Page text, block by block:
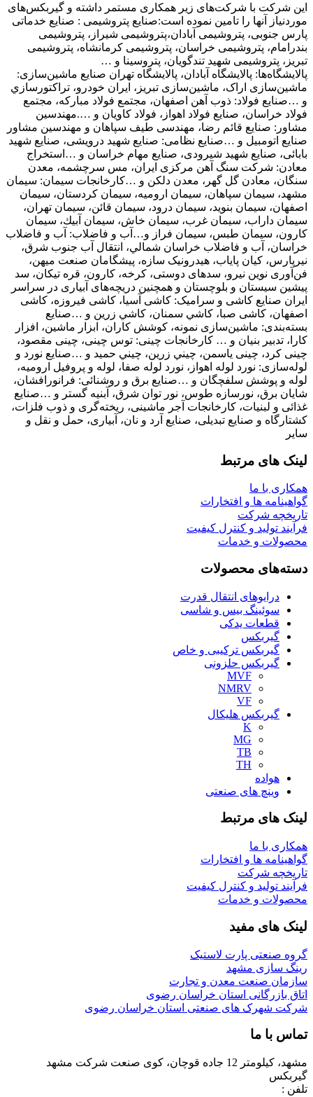
اين شرکت با شرکت‌های زير همکاری مستمر داشته و گيربکس‌های
موردنياز آنها را تامين نموده است:صنايع پتروشيمی : صنایع خدماتی
پارس جنوبی، پتروشيمی آبادان،پتروشيمی شيراز، پتروشيمی
بندرامام، پتروشيمی خراسان، پتروشیمی کرمانشاه، پتروشیمی
تبریز، پتروشیمی شهید تندگویان، پتروسينا و …
پالایشگاه‌ها: پالایشگاه آبادان، پالایشگاه تهران صنايع ماشين‌سازی:
ماشين‌سازی اراک، ماشين‌سازی تبريز، ايران خودرو، تراكتورسازي
و …صنايع فولاد: ذوب آهن اصفهان، مجتمع فولاد مبارکه، مجتمع
فولاد خراسان، صنايع فولاد اهواز، فولاد کاويان و ….مهندسين
مشاور: صنايع قائم رضا، مهندسی طيف سپاهان و مهندسين مشاور
صنايع اتومبيل و …صنايع نظامی: صنايع شهيد درويشی، صنايع شهيد
بابائی، صنايع شهيد شيرودی، صنايع مهام خراسان و …استخراج
معادن: شرکت سنگ آهن مرکزی ايران، مس سرچشمه، معدن
سنگان، معادن گل گهر، معدن دلکن و …کارخانجات سيمان: سيمان
مشهد، سيمان سپاهان، سيمان اروميه، سيمان کردستان، سيمان
اصفهان، سيمان بنويد، سیمان درود، سيمان قائن، سيمان تهران،
سيمان داراب، سيمان غرب، سيمان خاش، سيمان آبيك، سیمان
کارون، سیمان طبس، سیمان فراز و…آب و فاضلاب: آب و فاضلاب
خراسان، آب و فاضلاب خراسان شمالي، انتقال آب جنوب شرق،
نيرپارس، کيان پاياب، هيدرونيک سازه، پيشگامان صنعت ميهن،
فن‌آوری نوين نيرو، سدهای دوستی، کرخه، کارون، قره تیکان، سد
پیشین سیستان و بلوچستان و همچنین دریچه‌های آبیاری در سراسر
ایران صنايع کاشی و سراميک: کاشی آسيا، کاشی فيروزه، کاشی
اصفهان، کاشی صبا، كاشي سمنان،‌ كاشي زرين و …صنايع
بسته‌بندی: ماشين‌سازی نمونه، كوشش كاران، ابزار ماشين، افزار
كارا، تدبير بنيان و … کارخانجات چينی: توس چينی، چينی مقصود،
چينی کرد، چينی ياسمن، چيني زرين، چيني حميد و …صنايع نورد و
لوله‌سازی: نورد لوله اهواز، نورد لوله صفا، لوله و پروفيل اروميه،
لوله و پوشش سلفچگان و …صنايع برق و روشنائی: فرانورافشان،
شايان برق، نورسازه طوس، نور توان شرق، آبنيه گستر و …صنايع
غذائی و لبنيات، کارخانجات آجر ماشينی، ريخته‌گری و ذوب فلزات،
کشتارگاه و صنايع تبديلی، صنايع آرد و نان، آبياری، حمل و نقل و
ساير
لینک های مرتبط
همکاری با ما
گواهینامه ها و افتخارات
تاریخچه شرکت
فرآیند تولید و کنترل کیفیت
محصولات و خدمات
دسته‌های محصولات
درایوهای انتقال قدرت
سوئینگ بیس و شاسی
قطعات یدکی
گیربکس
گیربکس ترکیبی و خاص
گیربکس حلزونی
MVF
NMRV
VF
گیربکس هلیکال
K
MG
TB
TH
هواده
وینچ های صنعتی
لینک های مرتبط
همکاری با ما
گواهینامه ها و افتخارات
تاریخچه شرکت
فرآیند تولید و کنترل کیفیت
محصولات و خدمات
لینک های مفید
گروه صنعتی پارت لاستیک
رینگ سازی مشهد
سازمان صنعت معدن و تجارت
اتاق بازرگانی استان خراسان رضوی
شرکت شهرک های صنعتی استان خراسان رضوی
تماس با ما
مشهد، کیلومتر 12 جاده قوچان، کوی صنعت شرکت مشهد
گیربکس
تلفن :